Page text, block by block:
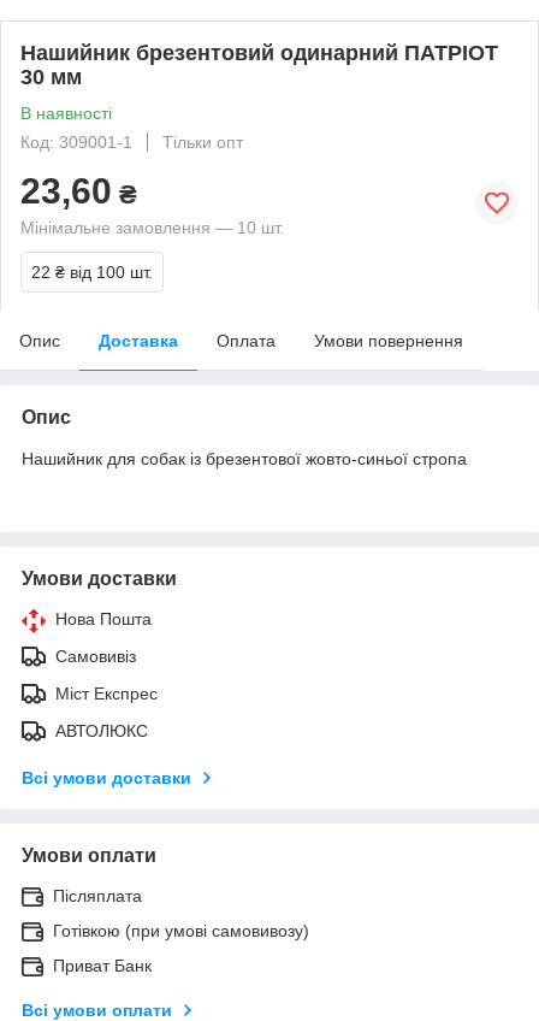
Нашийник брезентовий одинарний ПАТРІОТ
30 мм
В наявності
Код: 309001-1
Тільки опт
23,60 ₴
Мінімальне замовлення — 10 шт.
22 ₴ від 100 шт.
Опис Доставка Оплата Умови повернення
Опис
Нашийник для собак із брезентової жовто-синьої стропа
Умови доставки
Нова Пошта
Самовивіз
Міст Експрес
АВТОЛЮКС
Всі умови доставки
Умови оплати
Післяплата
Готівкою (при умові самовивозу)
Приват Банк
Всі умови оплати